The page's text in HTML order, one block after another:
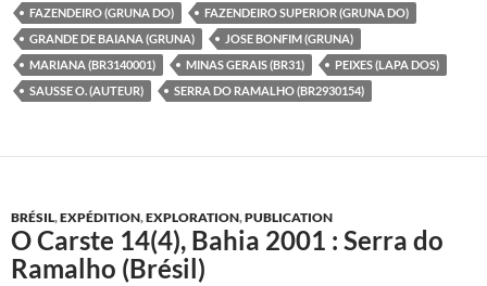
FAZENDEIRO (GRUNA DO)
FAZENDEIRO SUPERIOR (GRUNA DO)
GRANDE DE BAIANA (GRUNA)
JOSE BONFIM (GRUNA)
MARIANA (BR3140001)
MINAS GERAIS (BR31)
PEIXES (LAPA DOS)
SAUSSE O. (AUTEUR)
SERRA DO RAMALHO (BR2930154)
BRÉSIL,EXPÉDITION,EXPLORATION,PUBLICATION
O Carste 14(4), Bahia 2001 : Serra do
Ramalho (Brésil)